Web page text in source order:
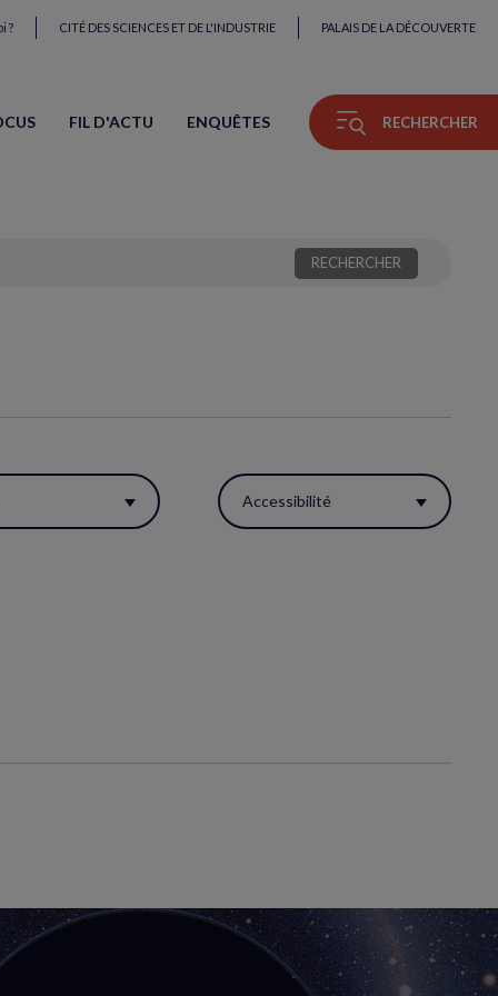
? CITÉ DES SCIENCES ET DE L'INDUSTRIE PALAIS DE LA DÉCOUVERTE
FIL D'ACTU ENQUÊTES RECHERCHER
Accessibilité